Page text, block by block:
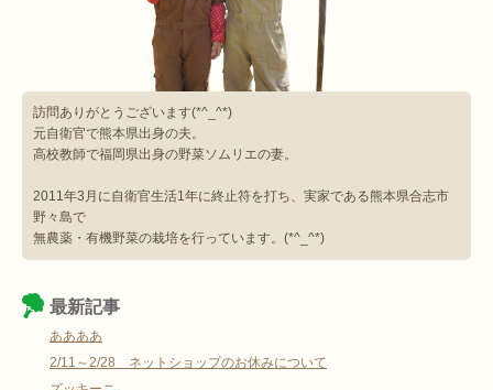
訪問ありがとうございます(*^_^*)
元自衛官で熊本県出身の夫。
高校教師で福岡県出身の野菜ソムリエの妻。
2011年3月に自衛官生活1年に終止符を打ち、実家である熊本県合志市
野々島で
無農薬・有機野菜の栽培を行っています。(*^_^*)
最新記事
ああああ
2/11～2/28 ネットショップのお休みについて